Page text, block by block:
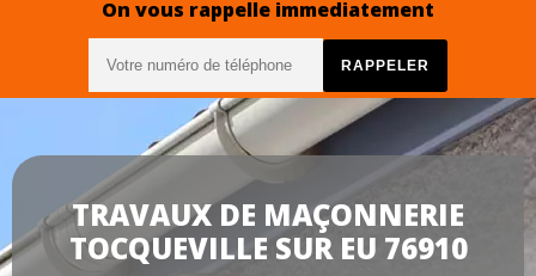
On vous rappelle immediatement
TRAVAUX DE MAÇONNERIE
TOCQUEVILLE SUR EU 76910